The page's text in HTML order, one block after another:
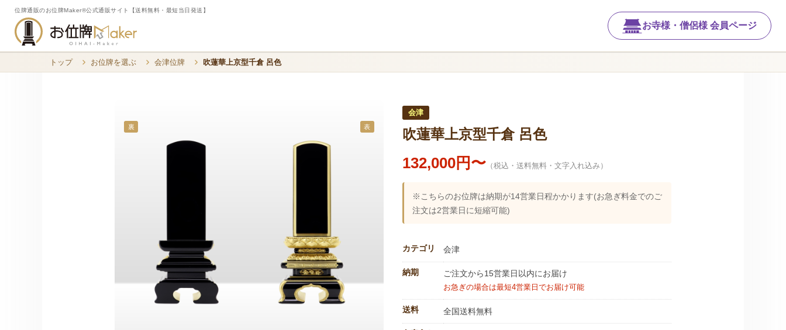
位牌通販のお位牌Maker®公式通販サイト【送料無料・最短当日発送】
お寺様・僧侶様 会員ページ
トップ お位牌を選ぶ 会津位牌 吹蓮華上京型千倉 呂色
裏 表
会津
吹蓮華上京型千倉 呂色
132,000円〜 （税込・送料無料・文字入れ込み）
※こちらのお位牌は納期が14営業日程かかります(お急ぎ料金でのご
注文は2営業日に短縮可能)
カテゴリ 会津
納期 ご注文から15営業日以内にお届け
お急ぎの場合は最短4営業日でお届け可能
送料 全国送料無料